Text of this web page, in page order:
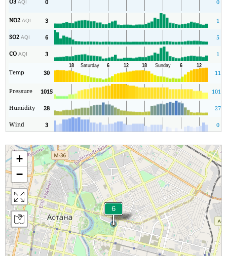
AQI 0 0
NO2AQI 3 1
SO2AQI 6 5
COAQI 3 1
Temp 30 11
Pressure 1015 1013
Humidity 28 27
Wind 3 0
+
−